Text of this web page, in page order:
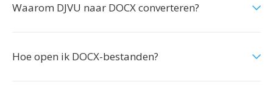
Waarom DJVU naar DOCX converteren?
Hoe open ik DOCX-bestanden?